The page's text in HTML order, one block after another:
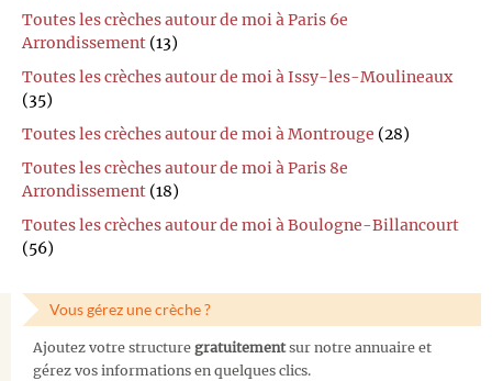
Toutes les crèches autour de moi à Paris 6e
Arrondissement (13)
Toutes les crèches autour de moi à Issy-les-Moulineaux
(35)
Toutes les crèches autour de moi à Montrouge (28)
Toutes les crèches autour de moi à Paris 8e
Arrondissement (18)
Toutes les crèches autour de moi à Boulogne-Billancourt
(56)
Vous gérez une crèche ?
Ajoutez votre structure gratuitementsur notre annuaire et
gérez vos informations en quelques clics.